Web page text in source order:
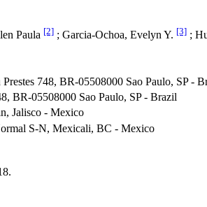
Paula [2] ; Garcia-Ochoa, Evelyn Y. [3] ;
748, BR-05508000 Sao Paulo, SP -
BR-05508000 Sao Paulo, SP - Brazil
Jalisco - Mexico
S-N, Mexicali, BC - Mexico